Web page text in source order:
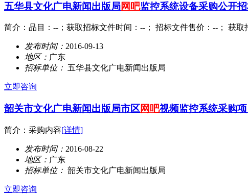
五华县文化广电新闻出版局网吧监控系统设备采购公开
简介：品目：--；获取招标文件时间：--； 招标文件售价：--； 获取
发布时间： 2016-09-13
地区： 广东
招标单位： 五华县文化广电新闻出版局
立即咨询
韶关市文化广电新闻出版局市区网吧视频监控系统采购
简介：采购内容[详情]
发布时间： 2016-08-22
地区： 广东
招标单位： 韶关市文化广电新闻出版局
立即咨询